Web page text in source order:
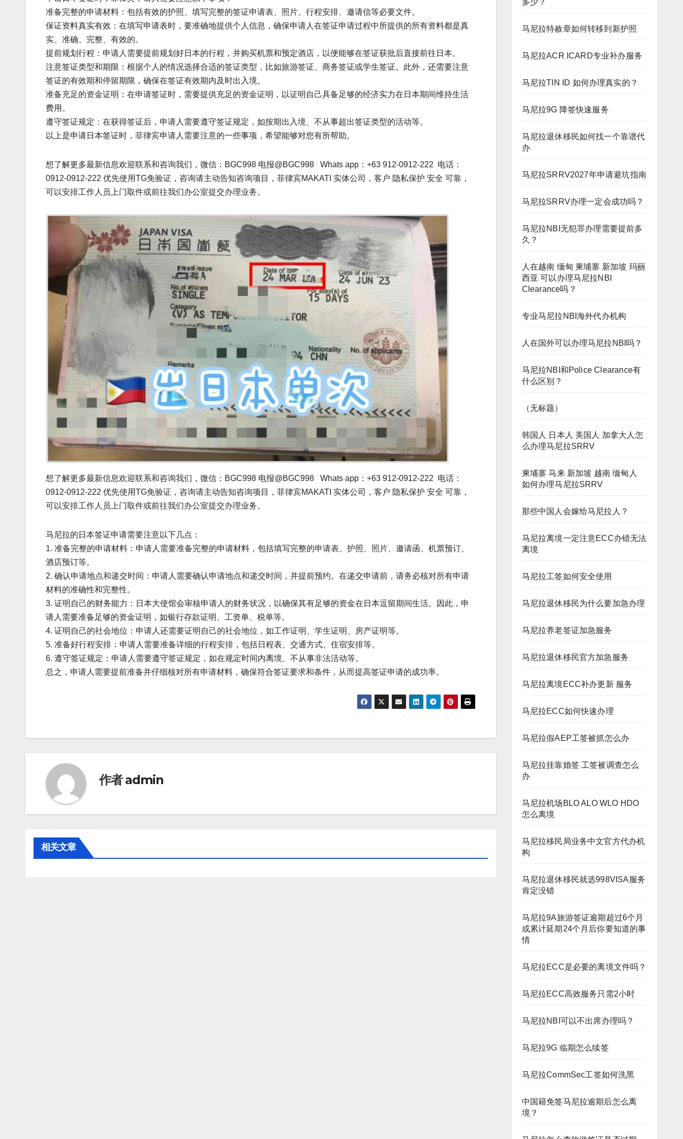
准备完整的申请材料：包括有效的护照、填写完整的签证申请表、照片、行程安排、邀请信等必要文件。
保证资料真实有效：在填写申请表时，要准确地提供个人信息，确保申请人在签证申请过程中所提供的所有资料都是真
实、准确、完整、有效的。
提前规划行程：申请人需要提前规划好日本的行程，并购买机票和预定酒店，以便能够在签证获批后直接前往日本。
注意签证类型和期限：根据个人的情况选择合适的签证类型，比如旅游签证、商务签证或学生签证。此外，还需要注意
签证的有效期和停留期限，确保在签证有效期内及时出入境。
准备充足的资金证明：在申请签证时，需要提供充足的资金证明，以证明自己具备足够的经济实力在日本期间维持生活
费用。
遵守签证规定：在获得签证后，申请人需要遵守签证规定，如按期出入境、不从事超出签证类型的活动等。
以上是申请日本签证时，菲律宾申请人需要注意的一些事项，希望能够对您有所帮助。
想了解更多最新信息欢迎联系和咨询我们，微信：BGC998 电报@BGC998 Whats app：+63 912-0912-222 电话：
0912-0912-222 优先使用TG免验证，咨询请主动告知咨询项目，菲律宾MAKATI 实体公司，客户 隐私保护 安全 可靠，
可以安排工作人员上门取件或前往我们办公室提交办理业务。
想了解更多最新信息欢迎联系和咨询我们，微信：BGC998 电报@BGC998 Whats app：+63 912-0912-222 电话：
0912-0912-222 优先使用TG免验证，咨询请主动告知咨询项目，菲律宾MAKATI 实体公司，客户 隐私保护 安全 可靠，
可以安排工作人员上门取件或前往我们办公室提交办理业务。
马尼拉的日本签证申请需要注意以下几点：
1. 准备完整的申请材料：申请人需要准备完整的申请材料，包括填写完整的申请表、护照、照片、邀请函、机票预订、
酒店预订等。
2. 确认申请地点和递交时间：申请人需要确认申请地点和递交时间，并提前预约。在递交申请前，请务必核对所有申请
材料的准确性和完整性。
3. 证明自己的财务能力：日本大使馆会审核申请人的财务状况，以确保其有足够的资金在日本逗留期间生活。因此，申
请人需要准备足够的资金证明，如银行存款证明、工资单、税单等。
4. 证明自己的社会地位：申请人还需要证明自己的社会地位，如工作证明、学生证明、房产证明等。
5. 准备好行程安排：申请人需要准备详细的行程安排，包括日程表、交通方式、住宿安排等。
6. 遵守签证规定：申请人需要遵守签证规定，如在规定时间内离境、不从事非法活动等。
总之，申请人需要提前准备并仔细核对所有申请材料，确保符合签证要求和条件，从而提高签证申请的成功率。
作者admin
相关文章
马尼拉特赦章如何转移到新护照
马尼拉ACR ICARD专业补办服务
马尼拉TIN ID 如何办理真实的？
马尼拉9G 降签快速服务
马尼拉退休移民如何找一个靠谱代
办
马尼拉SRRV2027年申请避坑指南
马尼拉SRRV办理一定会成功吗？
马尼拉NBI无犯罪办理需要提前多
久？
人在越南 缅甸 柬埔寨 新加坡 玛丽
西亚 可以办理马尼拉NBI
Clearance吗？
专业马尼拉NBI海外代办机构
人在国外可以办理马尼拉NBI吗？
马尼拉NBI和Police Clearance有
什么区别？
（无标题）
韩国人 日本人 美国人 加拿大人怎
么办理马尼拉SRRV
柬埔寨 马来 新加坡 越南 缅甸人
如何办理马尼拉SRRV
那些中国人会嫁给马尼拉人？
马尼拉离境一定注意ECC办错无法
离境
马尼拉工签如何安全使用
马尼拉退休移民为什么要加急办理
马尼拉养老签证加急服务
马尼拉退休移民官方加急服务
马尼拉离境ECC补办更新 服务
马尼拉ECC如何快速办理
马尼拉假AEP工签被抓怎么办
马尼拉挂靠婚签 工签被调查怎么
办
马尼拉机场BLO ALO WLO HDO
怎么离境
马尼拉移民局业务中文官方代办机
构
马尼拉退休移民就选998VISA服务
肯定没错
马尼拉9A旅游签证逾期超过6个月
或累计延期24个月后你要知道的事
情
马尼拉ECC是必要的离境文件吗？
马尼拉ECC高效服务只需2小时
马尼拉NBI可以不出席办理吗？
马尼拉9G 临期怎么续签
马尼拉CommSec工签如何洗黑
中国籍免签马尼拉逾期后怎么离
境？